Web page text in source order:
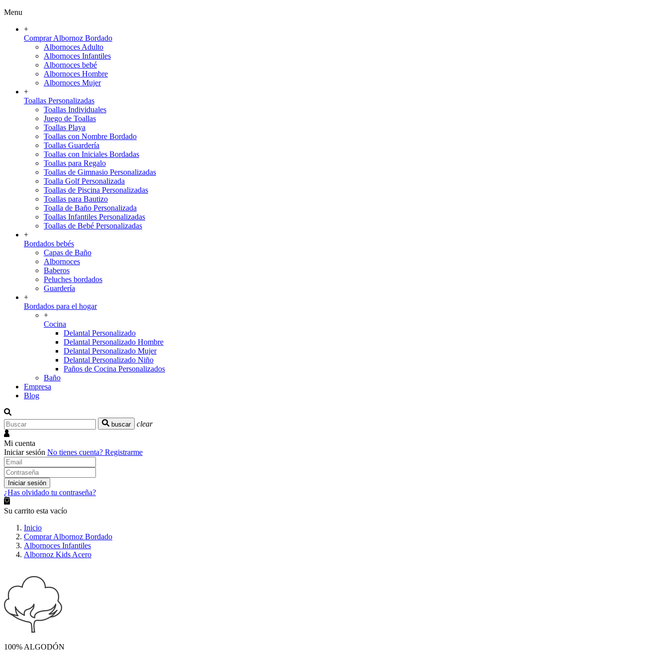
Menu
+
Comprar Albornoz Bordado
Albornoces Adulto
Albornoces Infantiles
Albornoces bebé
Albornoces Hombre
Albornoces Mujer
+
Toallas Personalizadas
Toallas Individuales
Juego de Toallas
Toallas Playa
Toallas con Nombre Bordado
Toallas Guardería
Toallas con Iniciales Bordadas
Toallas para Regalo
Toallas de Gimnasio Personalizadas
Toalla Golf Personalizada
Toallas de Piscina Personalizadas
Toallas para Bautizo
Toalla de Baño Personalizada
Toallas Infantiles Personalizadas
Toallas de Bebé Personalizadas
+
Bordados bebés
Capas de Baño
Albornoces
Baberos
Peluches bordados
Guardería
+
Bordados para el hogar
+
Cocina
Delantal Personalizado
Delantal Personalizado Hombre
Delantal Personalizado Mujer
Delantal Personalizado Niño
Paños de Cocina Personalizados
Baño
Empresa
Blog
buscar clear
Mi cuenta
Iniciar sesión No tienes cuenta? Registrarme
Iniciar sesión
¿Has olvidado tu contraseña?
Su carrito esta vacío
Inicio
Comprar Albornoz Bordado
Albornoces Infantiles
Albornoz Kids Acero
100% ALGODÓN